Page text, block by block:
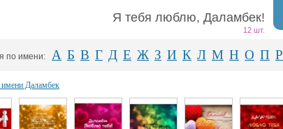
Я тебя люблю, Даламбек!
12 шт.
по имени: А Б В Г Д Е Ж З И К Л М Н О П Р
Даламбек